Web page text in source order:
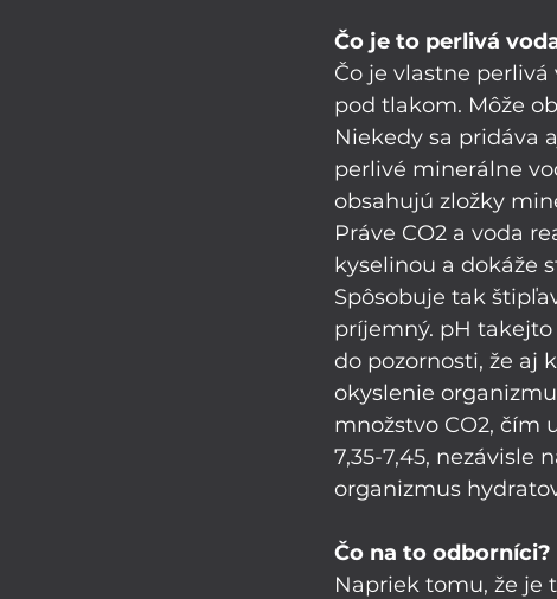
Čo je to perlivá
Čo je vlastne
pod tlakom. Môže
Niekedy sa pridáva
perlivé minerálne
obsahujú zložky
Práve CO2 a voda
kyselinou a dokáže
Spôsobuje tak
príjemný. pH takejto
do pozornosti, že aj
okyslenie
množstvo CO2, čím
7,35-7,45, nezávisle
organizmus
Čo na to odborníci?
Napriek tomu, že je